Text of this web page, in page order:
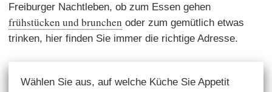
Freiburger Nachtleben, ob zum Essen gehen
frühstücken und brunchen oder zum gemütlich etwas
trinken, hier finden Sie immer die richtige Adresse.
Wählen Sie aus, auf welche Küche Sie Appetit